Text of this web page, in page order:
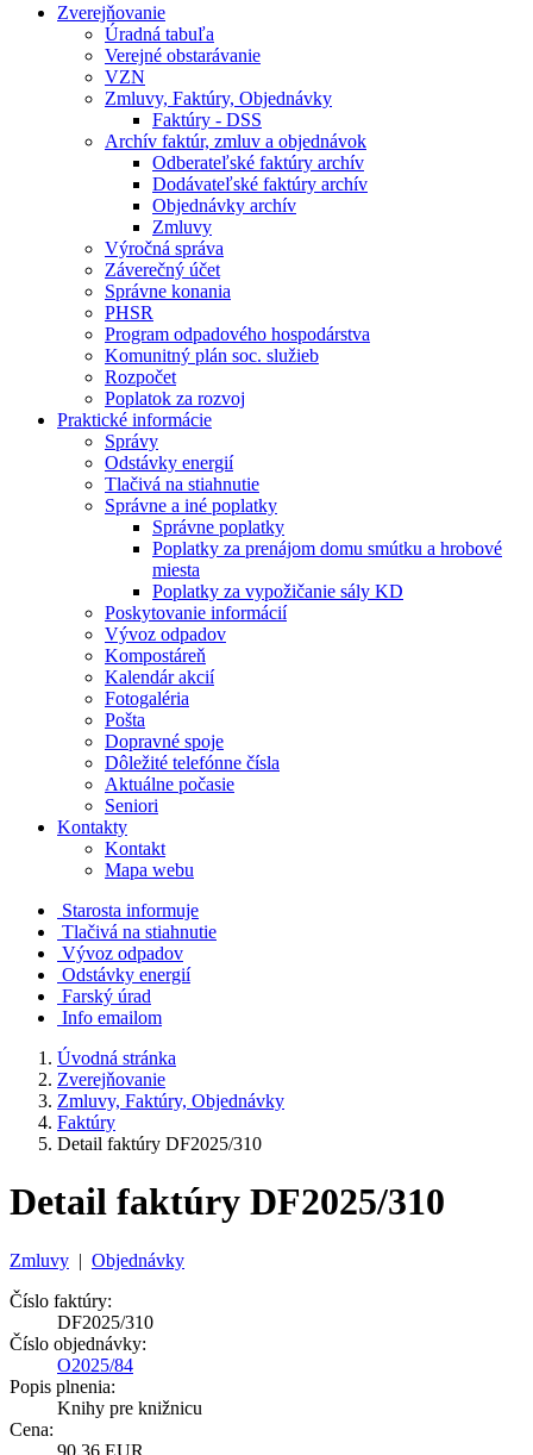
Zverejňovanie
Úradná tabuľa
Verejné obstarávanie
VZN
Zmluvy, Faktúry, Objednávky
Faktúry - DSS
Archív faktúr, zmluv a objednávok
Odberateľské faktúry archív
Dodávateľské faktúry archív
Objednávky archív
Zmluvy
Výročná správa
Záverečný účet
Správne konania
PHSR
Program odpadového hospodárstva
Komunitný plán soc. služieb
Rozpočet
Poplatok za rozvoj
Praktické informácie
Správy
Odstávky energií
Tlačivá na stiahnutie
Správne a iné poplatky
Správne poplatky
Poplatky za prenájom domu smútku a hrobové
miesta
Poplatky za vypožičanie sály KD
Poskytovanie informácií
Vývoz odpadov
Kompostáreň
Kalendár akcií
Fotogaléria
Pošta
Dopravné spoje
Dôležité telefónne čísla
Aktuálne počasie
Seniori
Kontakty
Kontakt
Mapa webu
Starosta informuje
Tlačivá na stiahnutie
Vývoz odpadov
Odstávky energií
Farský úrad
Info emailom
Úvodná stránka
Zverejňovanie
Zmluvy, Faktúry, Objednávky
Faktúry
Detail faktúry DF2025/310
Detail faktúry DF2025/310
Zmluvy | Objednávky
Číslo faktúry:
DF2025/310
Číslo objednávky:
O2025/84
Popis plnenia:
Knihy pre knižnicu
Cena:
90,36 EUR